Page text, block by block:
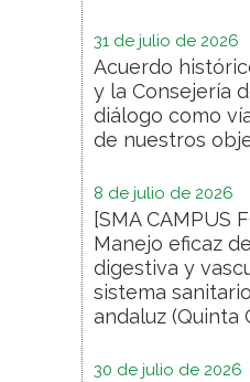
31 de julio de 2026
Acuerdo
y la Consejería
diálogo como
de nuestros
8 de julio de 2026
[SMA CAMPUS
Manejo eficaz
digestiva y
sistema
andaluz (Quinta
30 de julio de 2026